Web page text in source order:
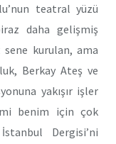
teatral yüzü
daha gelişmiş
kurulan, ama
Berkay Ateş ve
yakışır işler
benim için çok
Dergisi’ni